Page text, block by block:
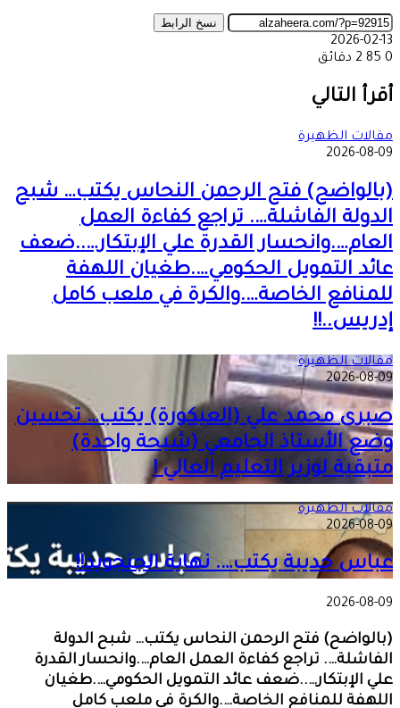
نسخ الرابط
2026-02-13
0
2 دقائق
عبر
البريد
أقرأ التالي
مقالات الظهيرة
2026-08-09
(بالواضح) فتح الرحمن النحاس يكتب… شبح
الدولة الفاشلة…. تراجع كفاءة العمل
العام….وانحسار القدرة علي الإبتكار…..ضعف
عائد التمويل الحكومي….طغيان اللهفة
للمنافع الخاصة….والكرة في ملعب كامل
إدريس..!!
مقالات الظهيرة
2026-08-09
صبرى محمد علي (العيكورة) يكتب… تحسين
وضع الأستاذ الجامعي (شبحة واحدة)
متبقية لوزير التعليم العالي !
مقالات الظهيرة
2026-08-09
عباس حديبة يكتب…. نهاية الجنجويد!!
2026-08-09
(بالواضح) فتح الرحمن النحاس يكتب… شبح الدولة
الفاشلة…. تراجع كفاءة العمل العام….وانحسار القدرة
علي الإبتكار…..ضعف عائد التمويل الحكومي….طغيان
اللهفة للمنافع الخاصة….والكرة في ملعب كامل